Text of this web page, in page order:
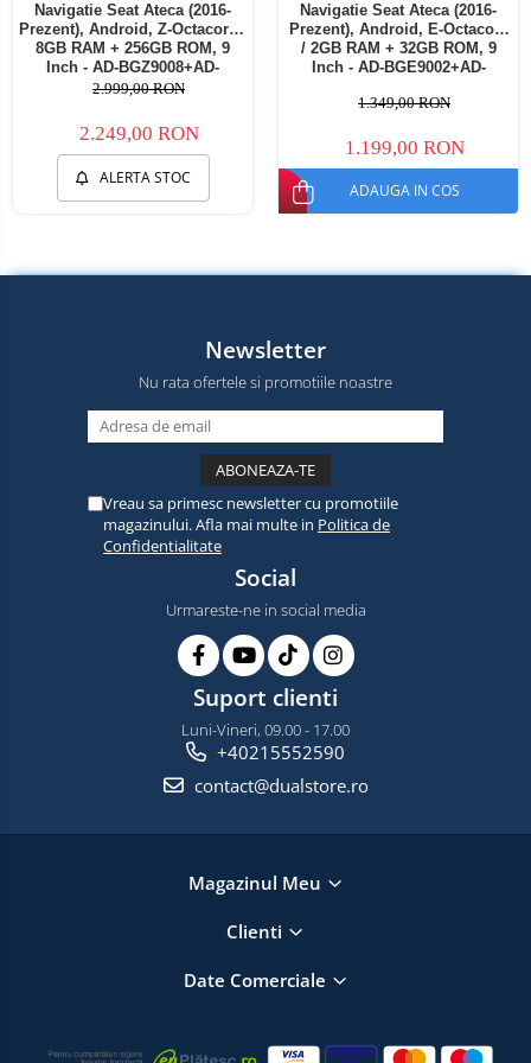
Navigatie Seat Ateca (2016-
Prezent), Android, Z-Octacore /
8GB RAM + 256GB ROM, 9
Inch - AD-BGZ9008+AD-
BGRKIT001
2.999,00 RON
2.249,00 RON
ALERTA STOC
Navigatie Seat Ateca (2016-
Prezent), Android, E-Octacore
/ 2GB RAM + 32GB ROM, 9
Inch - AD-BGE9002+AD-
1.349,00 RON
1.199,00 RON
ADAUGA IN COS
Newsletter
Nu rata ofertele si promotiile noastre
Vreau sa primesc newsletter cu promotiile
magazinului. Afla mai multe in Politica de
Confidentialitate
Social
Urmareste-ne in social media
Suport clienti
Luni-Vineri, 09.00 - 17.00
+40215552590
contact@dualstore.ro
Magazinul Meu
Clienti
Date Comerciale